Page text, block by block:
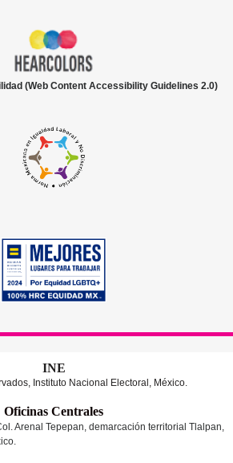
(Web Content Accessibility Guidelines 2.0)
INE
Instituto Nacional Electoral, México.
Oficinas Centrales
Arenal Tepepan, demarcación territorial Tlalpan,